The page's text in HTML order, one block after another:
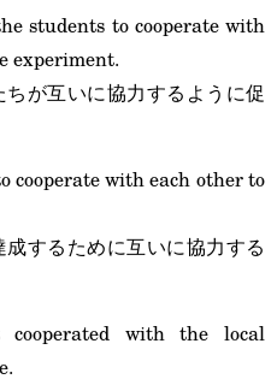
students to cooperate with
experiment.
ちが互いに協力するように促
cooperate with each other to
成するために互いに協力する
with the local